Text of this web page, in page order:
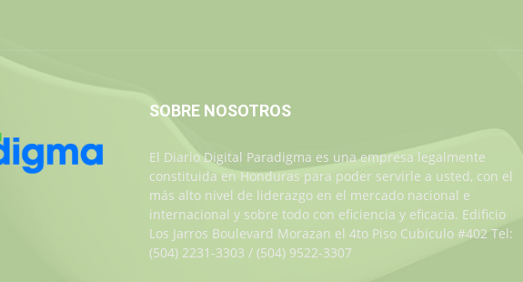
SOBRE NOSOTROS
El Diario Digital Paradigma es una empresa legalmente
constituida en Honduras para poder servirle a usted, con el
más alto nivel de liderazgo en el mercado nacional e
internacional y sobre todo con eficiencia y eficacia. Edificio
Los Jarros Boulevard Morazan el 4to Piso Cubiculo #402 Tel:
(504) 2231-3303 / (504) 9522-3307